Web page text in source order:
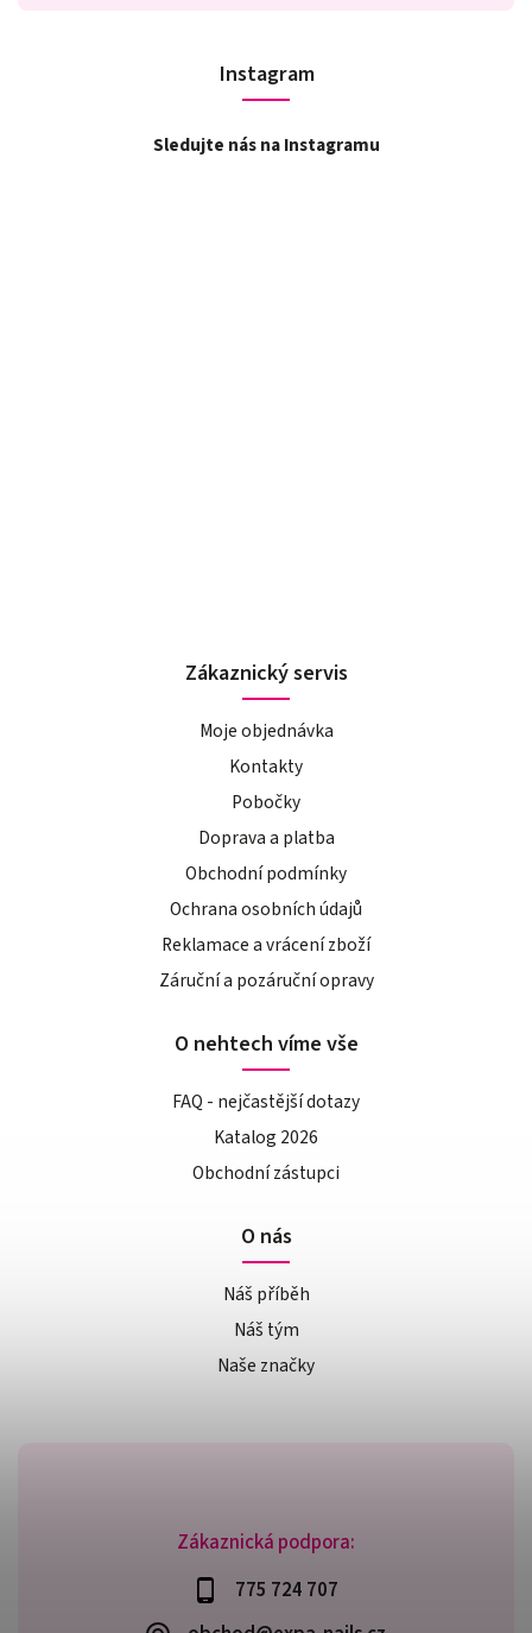
Zákaznická podpora:
775 724 707
Instagram
Sledujte nás na Instagramu
Zákaznický servis
Moje objednávka
Kontakty
Pobočky
Doprava a platba
Obchodní podmínky
Ochrana osobních údajů
Reklamace a vrácení zboží
Záruční a pozáruční opravy
O nehtech víme vše
FAQ - nejčastější dotazy
Katalog 2026
Obchodní zástupci
O nás
Náš příběh
Náš tým
Naše značky